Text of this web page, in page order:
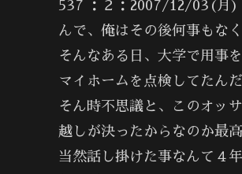
537 ：２：2007/12/03(月
んで、俺はその後何事もな
そんなある日、大学で用事
マイホームを点検してたんだ
そん時不思議と、このオッ
越しが決ったからなのか最
当然話し掛けた事なんて４